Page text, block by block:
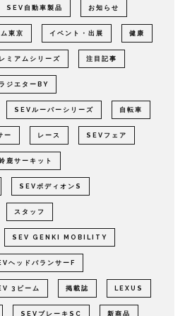
SEV自動車製品 お知らせ
東京 イベント・出展 健康
ミアムシリーズ 注目記事
ジエターBY
SEVルーパーシリーズ 自転車
ー レース SEVフェア
鹿サーキット
SEVボディオンS
スタッフ
SEV GENKI MOBILITY
ヘッドバランサーF
3ビーム 掲載誌 LEXUS
SEVブレーキSC 新商品